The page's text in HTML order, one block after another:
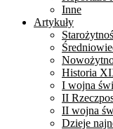
Inne
Artykuły
Historia
I wojna
II
II wojna
Dzieje